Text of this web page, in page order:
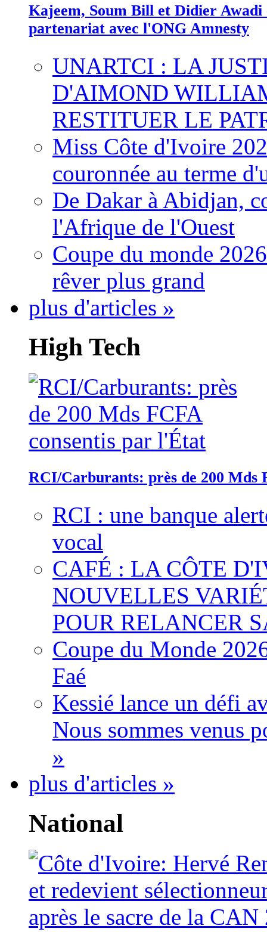
Kajeem, Soum Bill et Didier
partenariat avec l'ONG Amnesty
UNARTCI : LA
D'AIMOND
RESTITUER LE
Miss Côte d'Ivoire
couronnée au terme
De Dakar à Abidjan,
l'Afrique de l'Ouest
Coupe du monde
rêver plus grand
plus d'articles »
High Tech
RCI/Carburants: près de 200 Mds
RCI : une banque
vocal
CAFÉ : LA CÔTE
NOUVELLES
POUR RELANCER
Coupe du Monde
Faé
Kessié lance un défi
Nous sommes venus
»
plus d'articles »
National